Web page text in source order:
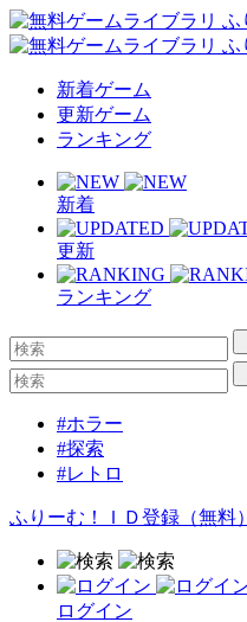
新着ゲーム
更新ゲーム
ランキング
新着
更新
ランキング
#ホラー
#探索
#レトロ
ふりーむ！ＩＤ登録（無料）
ログイン